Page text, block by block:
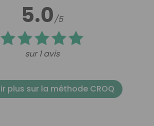
5.0/5
sur 1 avis
plus sur la méthode CROQ